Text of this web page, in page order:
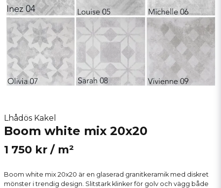
Lhådös Kakel
Boom white mix 20x20
1 750 kr / m²
Boom white mix 20x20 är en glaserad granitkeramik med diskret
mönster i trendig design. Slitstark klinker för golv och vägg både